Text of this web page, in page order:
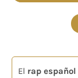
El rap español